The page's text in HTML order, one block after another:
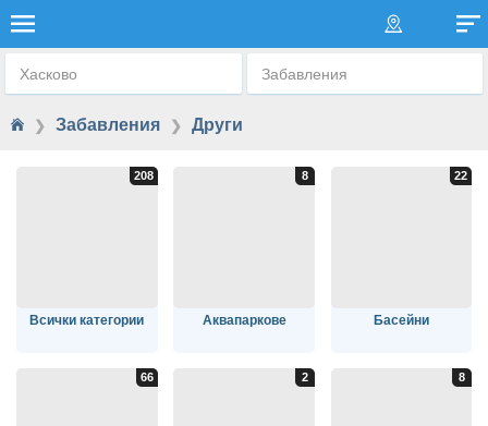
Хасково Забавления
❯ Забавления ❯ Други
Всички категории Аквапаркове Басейни